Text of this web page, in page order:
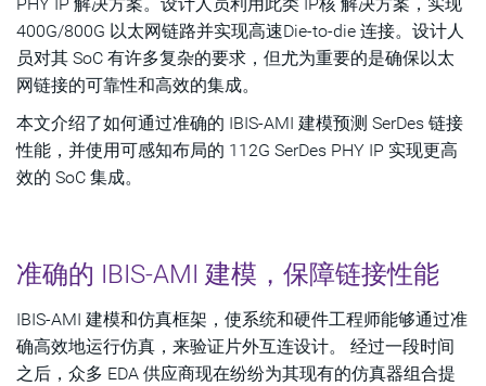
400G/800G 以太网链路并实现高速Die-to-die 连接。设计人
员对其 SoC 有许多复杂的要求，但尤为重要的是确保以太
网链接的可靠性和高效的集成。
本文介绍了如何通过准确的 IBIS-AMI 建模预测 SerDes 链接
性能，并使用可感知布局的 112G SerDes PHY IP 实现更高
效的 SoC 集成。
准确的 IBIS-AMI 建模，保障链接性能
IBIS-AMI 建模和仿真框架，使系统和硬件工程师能够通过准
确高效地运行仿真，来验证片外互连设计。 经过一段时间
之后，众多 EDA 供应商现在纷纷为其现有的仿真器组合提